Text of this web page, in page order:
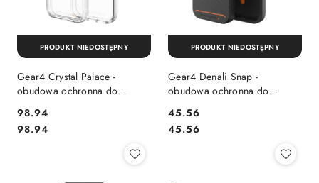
Gear4 Crystal Palace -
obudowa ochronna do
Cena:
98.94
Cena:
98.94
PRODUKT NIEDOSTĘPNY
Gear4 Denali Snap -
obudowa ochronna do
MagSafe (black) [eol]
Cena:
45.56
Cena:
45.56
PRODUKT NIEDOSTĘPNY